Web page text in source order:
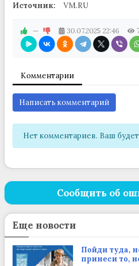
Источник:
VM.RU
— 30.07.2025 22:46
Комментарии
Написать комментарий
Нет комментариев. Ваш
Сообщить об
Еще новости
Пойди туда,
принеси то,